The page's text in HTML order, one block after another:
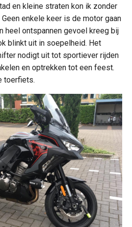
en kleine straten kon ik zonder
enkele keer is de motor gaan
heel ontspannen gevoel kreeg bij
blinkt uit in soepelheid. Het
nodigt uit tot sportiever rijden
en optrekken tot een feest.
toerfiets.